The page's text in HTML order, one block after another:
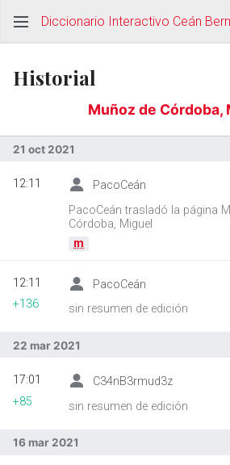
Diccionario Interactivo Ceán
Historial
Muñoz de Córdoba,
21 oct 2021
PacoCeán
PacoCeán trasladó la página
Córdoba, Miguel
m
12:11
PacoCeán
sin resumen de edición
12:11
+136
22 mar 2021
C34nB3rmud3z
sin resumen de edición
17:01
+85
16 mar 2021